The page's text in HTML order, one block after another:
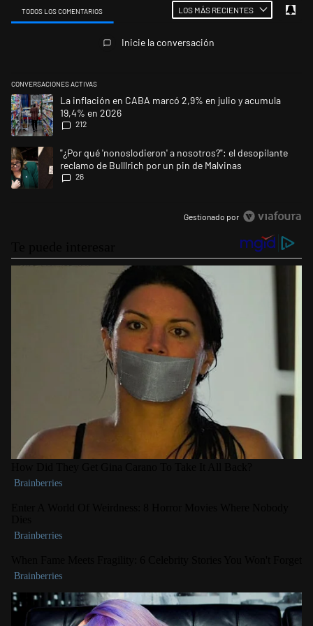
TODOS LOS COMENTARIOS LOS MÁS RECIENTES
Inicie la conversación
CONVERSACIONES ACTIVAS
Este listado muestra los artículos con más comentarios en los últimos
Un artículo de tendencia con el título "La inflación en CABA marcó
La inflación en CABA marcó 2,9% en julio y acumula
19,4% en 2026
212
Un artículo de tendencia con el título ""¿Por qué 'nonoslodieron' a
"¿Por qué 'nonoslodieron' a nosotros?": el desopilante
reclamo de Bulllrich por un pin de Malvinas
26
Gestionado por